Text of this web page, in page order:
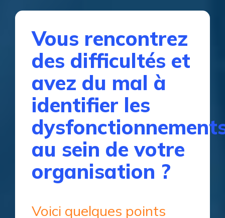
Vous rencontrez
des difficultés et
avez du mal à
identifier les
au sein de votre
organisation ?
Voici quelques points